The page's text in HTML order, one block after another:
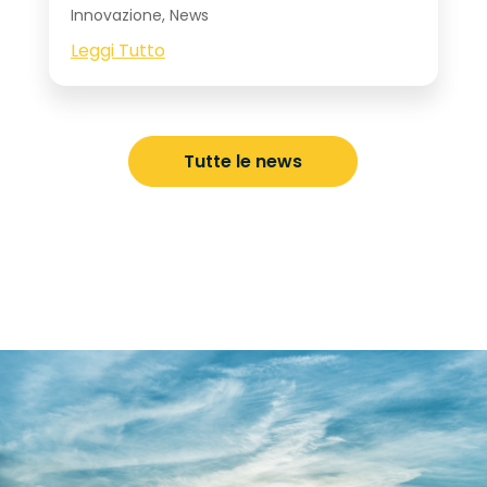
Innovazione, News
Leggi Tutto
Tutte le news